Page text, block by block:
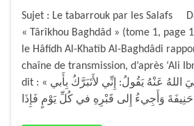
Sujet : Le tabarrouk par les Salafs
« Târîkhou Baghdâd » (tome 1, page
le Hâfidh Al-Khatîb Al-Baghdâdi
chaîne de transmission, d’après ‘Ali
dit : « سمعت الشَّافِعيُّ رَضِيَ اللهُ عَنْهُ يَقُولُ: إِنِّي لأَتَبَرَّكُ بِأَبي